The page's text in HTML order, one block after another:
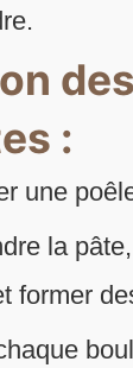
des
:
une
la
former